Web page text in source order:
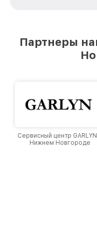
лучшим
Нижнем
Партнеры
Сервисный центр GARLYN в
Нижнем Новгороде